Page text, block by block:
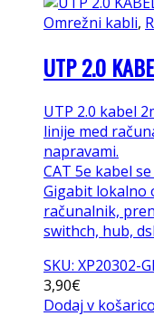
Omrežni kabli,
UTP 2.0
UTP 2.0 kabel
linije med
napravami.
CAT 5e kabel
Gigabit lokalno
računalnik,
swithch, hub,
SKU: XP20302-
3,90€
Dodaj v košarico